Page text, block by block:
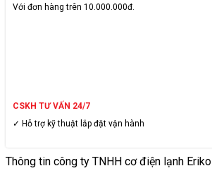
Với đơn hàng trên 10.000.000đ.
CSKH TƯ VẤN 24/7
✓ Hỗ trợ kỹ thuật lắp đặt vận hành
Thông tin công ty TNHH cơ điện lạnh Eriko